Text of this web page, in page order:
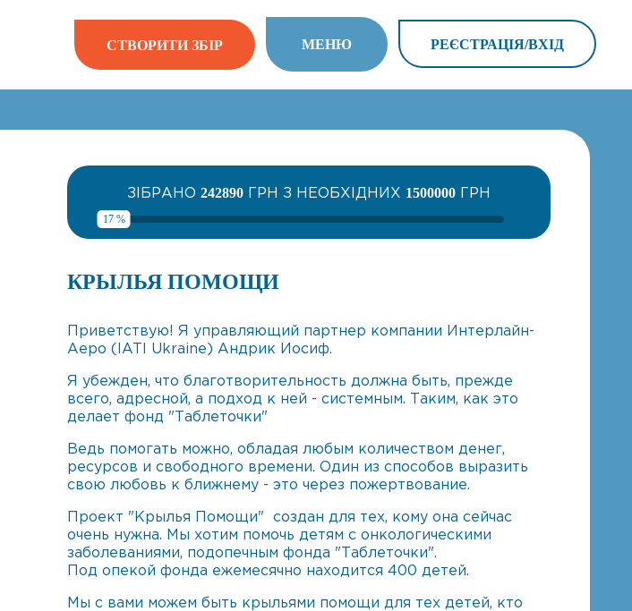
СТВОРИТИ ЗБІР МEНЮ РЕЄСТРАЦІЯ/ВХIД
ЗІБРАНО 242890 ГРН З НЕОБХІДНИХ 1500000 ГРН
17 %
КРЫЛЬЯ ПОМОЩИ
Приветствую! Я управляющий партнер компании Интерлайн-
Аеро (IATI Ukraine) Андрик Иосиф.
Я убежден, что благотворительность должна быть, прежде
всего, адресной, а подход к ней - системным. Таким, как это
делает фонд "Таблеточки"
Ведь помогать можно, обладая любым количеством денег,
ресурсов и свободного времени. Один из способов выразить
свою любовь к ближнему - это через пожертвование.
Проект "Крылья Помощи" создан для тех, кому она сейчас
очень нужна. Мы хотим помочь детям с онкологическими
заболеваниями, подопечным фонда "Таблеточки".
Под опекой фонда ежемесячно находится 400 детей.
Мы с вами можем быть крыльями помощи для тех детей, кто